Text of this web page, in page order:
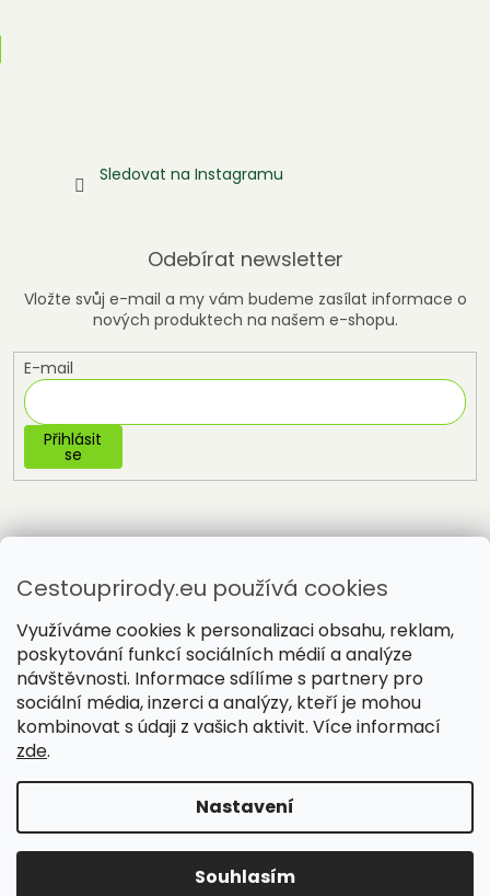
Cestouprirody.eu používá cookies
Využíváme cookies k personalizaci obsahu, reklam,
poskytování funkcí sociálních médií a analýze
návštěvnosti. Informace sdílíme s partnery pro
sociální média, inzerci a analýzy, kteří je mohou
kombinovat s údaji z vašich aktivit. Více informací
zde.
Nastavení
Souhlasím
Sledovat na Instagramu
Odebírat newsletter
Vložte svůj e-mail a my vám budeme zasílat informace o
nových produktech na našem e-shopu.
E-mail
Přihlásit
se
Vytvořil Shoptet
Copyright 2026